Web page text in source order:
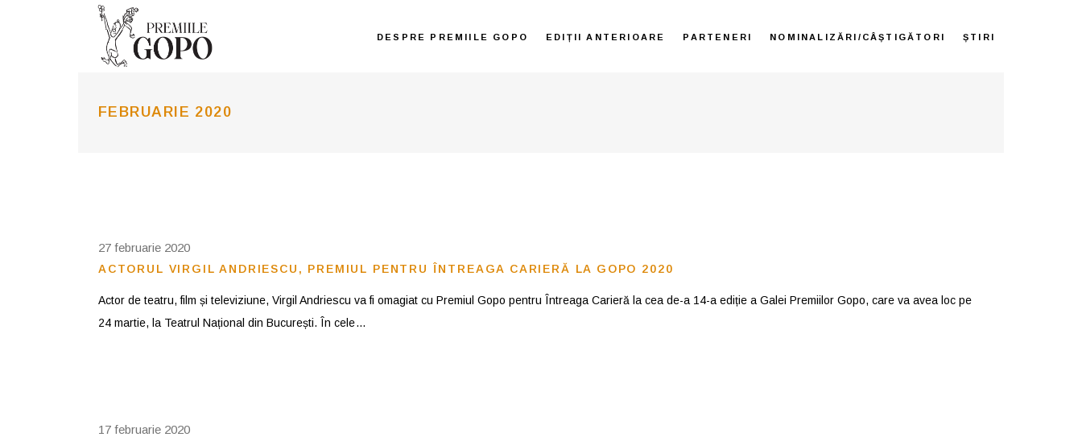
DESPRE PREMIILE GOPO EDIȚII ANTERIOARE PARTENERI NOMINALIZĂRI/CÂȘTIGĂTORI ȘTIRI
FEBRUARIE 2020
27 februarie 2020
ACTORUL VIRGIL ANDRIESCU, PREMIUL PENTRU ÎNTREAGA CARIERĂ LA GOPO 2020
Actor de teatru, film și televiziune, Virgil Andriescu va fi omagiat cu Premiul Gopo pentru Întreaga Carieră la cea de-a 14-a ediție a Galei Premiilor Gopo, care va avea loc pe
24 martie, la Teatrul Național din București. În cele
17 februarie 2020